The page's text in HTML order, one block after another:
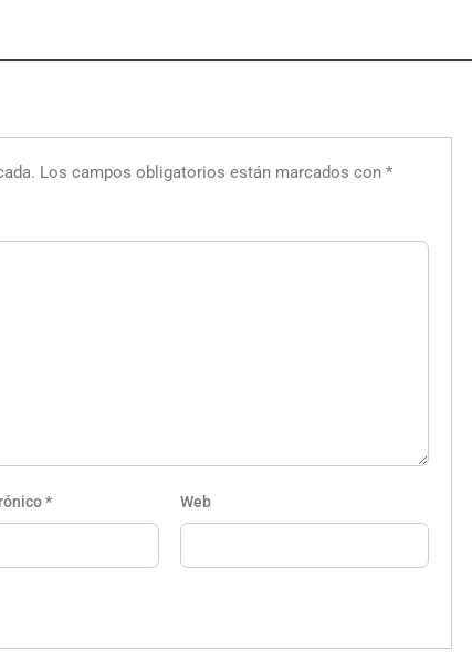
Los campos obligatorios están marcados con *
* Web